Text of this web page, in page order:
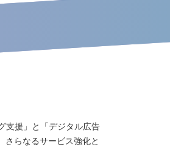
支援」と「デジタル広告
さらなるサービス強化と